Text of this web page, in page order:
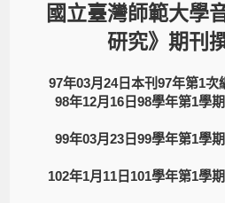
國立臺灣師範大學
研究》期刊
97年03月24日本刊97年第1
98年12月16日98學年第1學
99年03月23日99學年第1學
102年1月11日101學年第1學